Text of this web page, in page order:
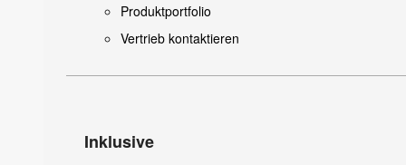
Produktportfolio
Vertrieb kontaktieren
Inklusive